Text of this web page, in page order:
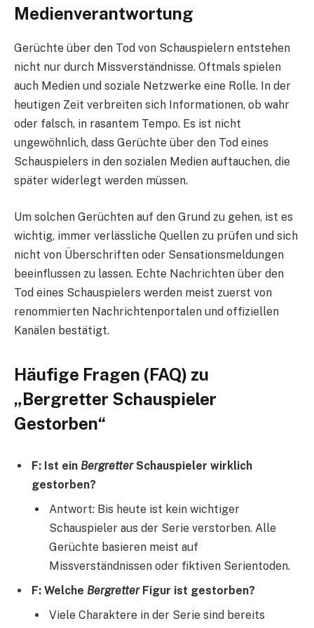
Medienverantwortung
Gerüchte über den Tod von Schauspielern entstehen
nicht nur durch Missverständnisse. Oftmals spielen
auch Medien und soziale Netzwerke eine Rolle. In der
heutigen Zeit verbreiten sich Informationen, ob wahr
oder falsch, in rasantem Tempo. Es ist nicht
ungewöhnlich, dass Gerüchte über den Tod eines
Schauspielers in den sozialen Medien auftauchen, die
später widerlegt werden müssen.
Um solchen Gerüchten auf den Grund zu gehen, ist es
wichtig, immer verlässliche Quellen zu prüfen und sich
nicht von Überschriften oder Sensationsmeldungen
beeinflussen zu lassen. Echte Nachrichten über den
Tod eines Schauspielers werden meist zuerst von
renommierten Nachrichtenportalen und offiziellen
Kanälen bestätigt.
Häufige Fragen (FAQ) zu
„Bergretter Schauspieler
Gestorben“
F: Ist ein BergretterSchauspieler wirklich
gestorben?
Antwort: Bis heute ist kein wichtiger
Schauspieler aus der Serie verstorben. Alle
Gerüchte basieren meist auf
Missverständnissen oder fiktiven Serientoden.
F: Welche BergretterFigur ist gestorben?
Viele Charaktere in der Serie sind bereits